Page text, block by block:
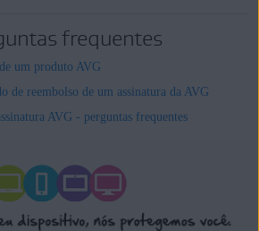
frequentes
um produto AVG
de reembolso de um assinatura da AVG
AVG - perguntas frequentes